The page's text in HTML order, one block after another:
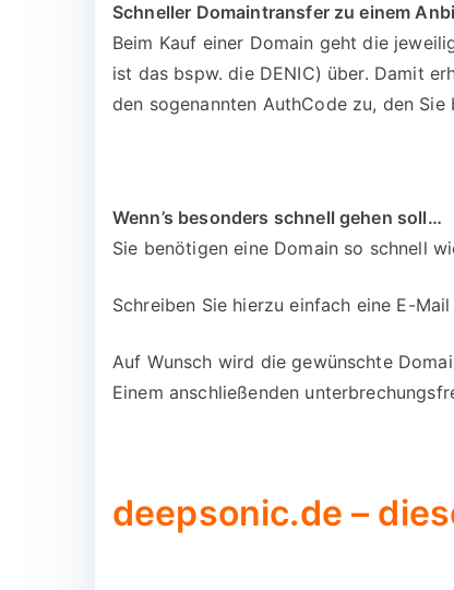
Schneller Domaintransfer zu einem
Beim Kauf einer Domain geht die
ist das bspw. die DENIC) über. Damit
den sogenannten AuthCode zu, den
Wenn’s besonders schnell gehen soll…
Sie benötigen eine Domain so schnell
Schreiben Sie hierzu einfach eine E-
Auf Wunsch wird die gewünschte
Einem anschließenden
deepsonic.de –